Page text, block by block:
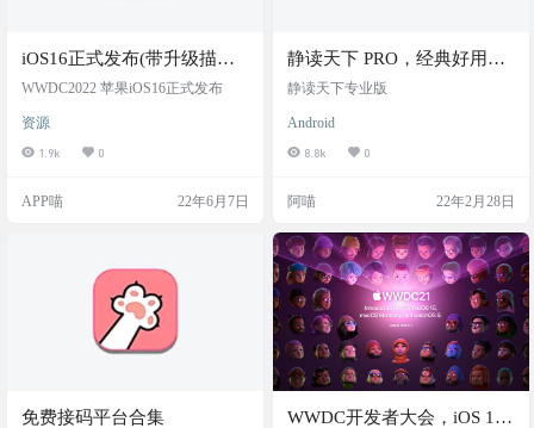
iOS16正式发布(带升级描述
文件)
WWDC2022 苹果iOS16正式发布
资源
1.9k 0
APP喵 22年6月7日
静读天下 PRO，经典好用的
本地电子书阅读器，官网下
静读天下专业版
Android
8.8k 0
阿喵 22年2月28日
免费接码平台合集
WWDC开发者大会，iOS 15